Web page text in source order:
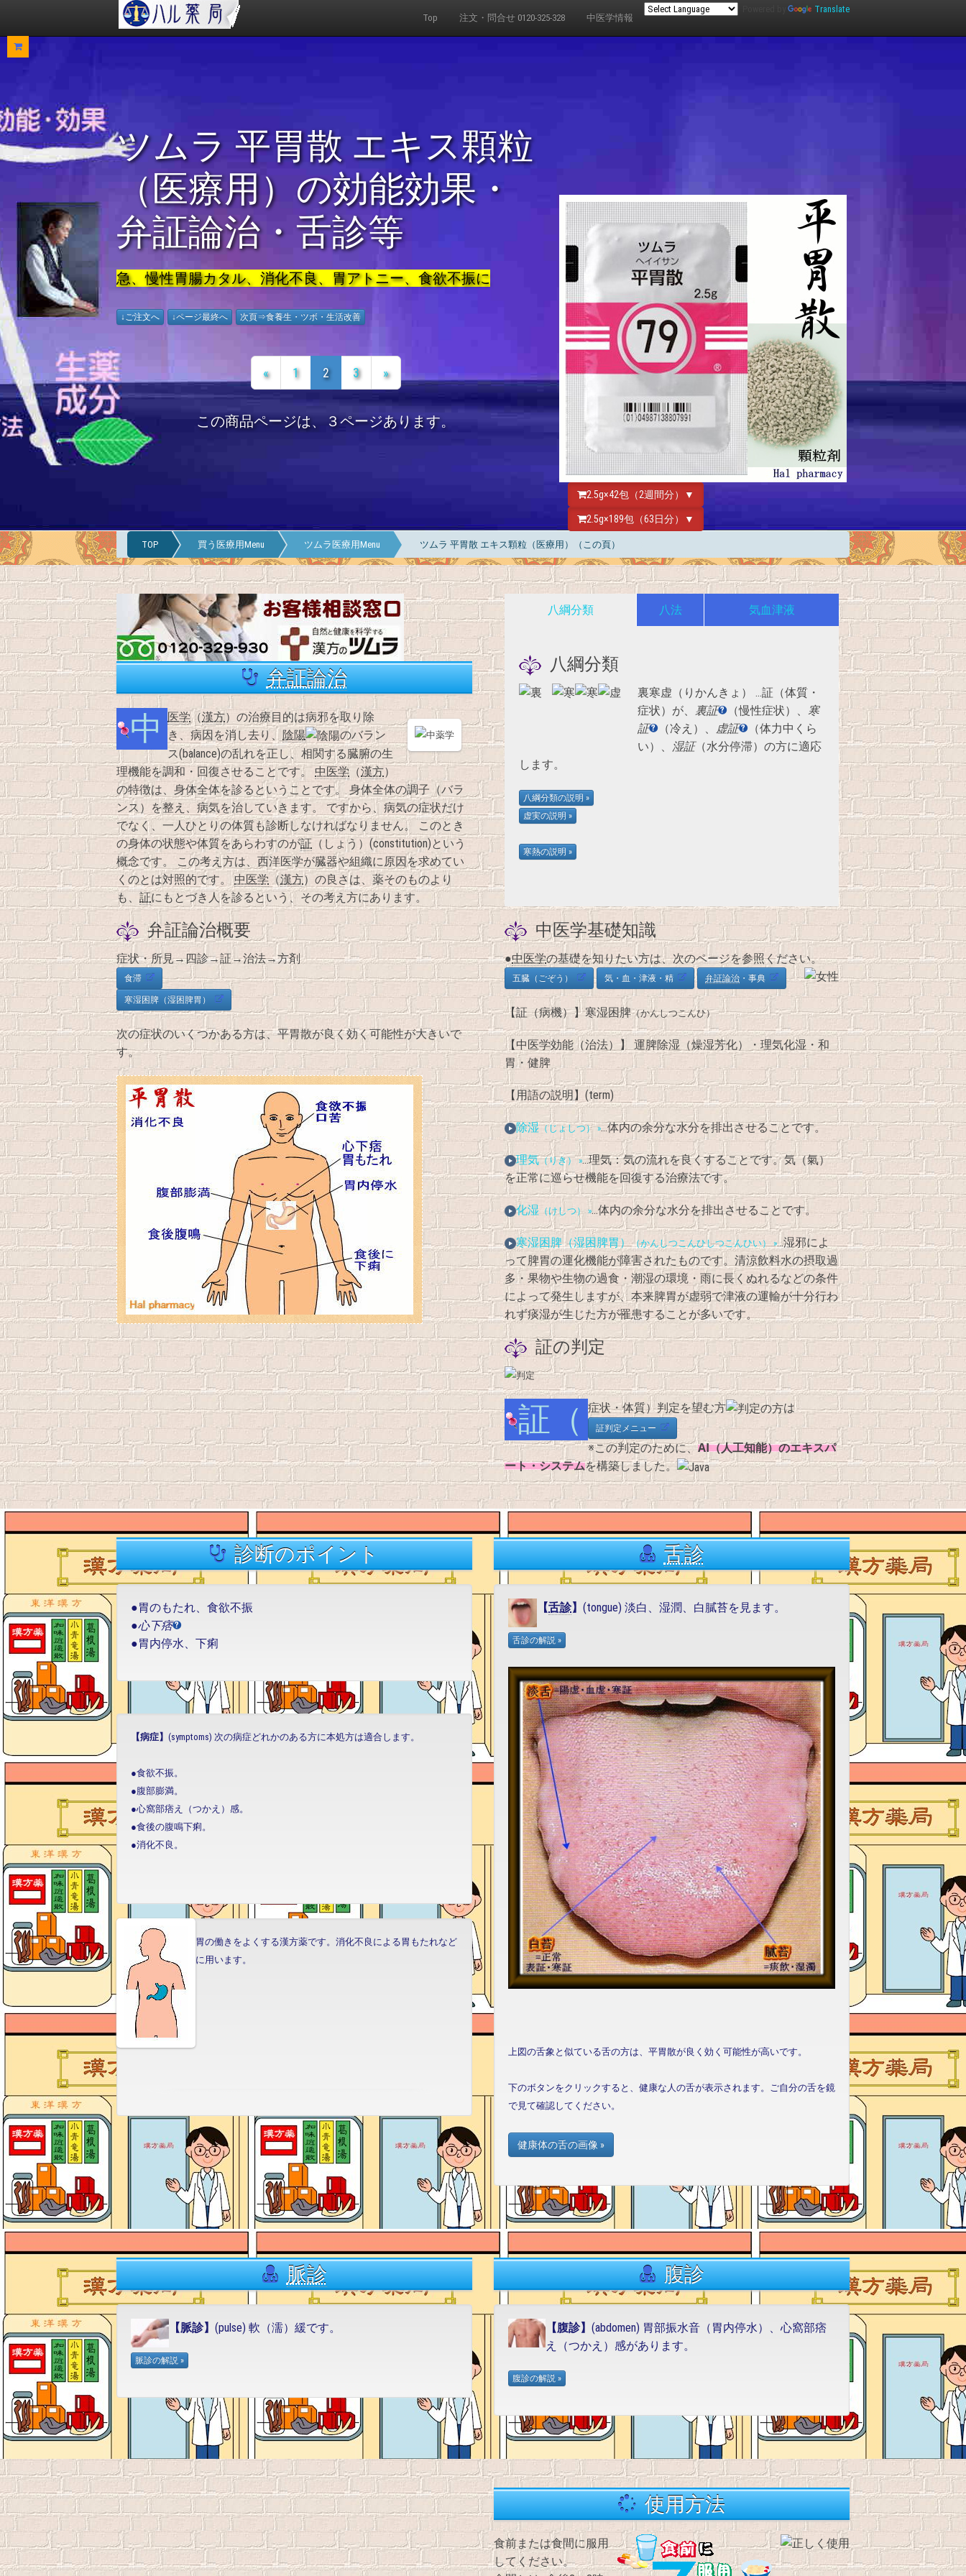
Top 注文・問合せ 0120-325-328 中医学情報
Translate
ツムラ 平胃散 エキス顆粒
（医療用）の効能効果・
弁証論治・舌診等
急、慢性胃腸カタル、消化不良、胃アトニー、食欲不振に
↓ご注文へ ↓ページ最終へ 次頁⇒食養生・ツボ・生活改善
« 1 2 3 »
この商品ページは、３ページあります。
2.5g×42包（2週間分）▼
2.5g×189包（63日分）▼
TOP 買う医療用Menu ツムラ医療用Menu ツムラ 平胃散 エキス顆粒（医療用）（この頁）
弁証論治
中医学（漢方）の治療目的は病邪を取り除
き、病因を消し去り、 陰陽
のバラン
ス(balance)の乱れを正し、相関する臓腑の生
理機能を調和・回復させることです。 中医学（漢方）
の特徴は、身体全体を診るということです。 身体全体の調子（バラ
ンス）を整え、病気を治していきます。 ですから、病気の症状だけ
でなく、一人ひとりの体質も診断しなければなりません。 このとき
の身体の状態や体質をあらわすのが証 （しょう）(constitution)という
概念です。 この考え方は、西洋医学が臓器や組織に原因を求めてい
くのとは対照的です。中医学 （漢方）の良さは、薬そのものより
も、 証にもとづき人を診るという、その考え方にあります。
弁証論治概要
症状・所見→四診→証→治法→方剤
食滞
寒湿困脾（湿困脾胃）
次の症状のいくつかある方は、平胃散が良く効く可能性が大きいで
す。
八綱分類 八法 気血津液
八綱分類
裏寒虚（りかんきょ）
…証（体質・
症状）が、 裏証 （慢性症状）、 寒
証
（冷え）、 虚証
（体力中くら
い）、 湿証（水分停滞）の方に適応
します。
中医学基礎知識
●中医学の基礎を知りたい方は、次のページを参照ください。
五臓（ごぞう） 気・血・津液・精 弁証論治 ・事典
【証（病機）】寒湿困脾（かんしつこんひ）
【中医学効能（治法）】 運脾除湿（燥湿芳化）・理気化湿・和
胃・健脾
【用語の説明】(term)
除湿（じょしつ） »…体内の余分な水分を排出させることです。
理気（りき） »…理気：気の流れを良くすることです。気（氣）
を正常に巡らせ機能を回復する治療法です。
化湿 （けしつ） »…体内の余分な水分を排出させることです。
寒湿困脾（湿困脾胃）（かんしつこんひしつこんひい） »…湿邪によ
って脾胃の運化機能が障害されたものです。清涼飲料水の摂取過
多・果物や生物の過食・潮湿の環境・雨に長くぬれるなどの条件
によって発生しますが、本来脾胃が虚弱で津液の運輸が十分行わ
れず痰湿が生じた方が罹患することが多いです。
証の判定
証（症状・体質）判定を望む方 は
証判定メニュー
※この判定のために、AI（人工知能）のエキスパ
ート・システムを構築しました。
診断のポイント
●胃のもたれ、食欲不振
●心下痞
●胃内停水、下痢
【病症】 (symptoms) 次の病症どれかのある方に本処方は適合します。
●食欲不振。
●腹部膨満。
●心窩部痞え（つかえ）感。
●食後の腹鳴下痢。
●消化不良。
胃の働きをよくする漢方薬です。消化不良による胃もたれなど
に用います。
舌診
【舌診】 (tongue) 淡白、湿潤、白膩苔を見ます。
上図の舌象と似ている舌の方は、平胃散が良く効く可能性が高いです。
下のボタンをクリックすると、健康な人の舌が表示されます。ご自分の舌を鏡
で見て確認してください。
健康体の舌の画像 »
脈診
【脈診】 (pulse) 軟（濡）緩です。
腹診
【腹診】 (abdomen) 胃部振水音（胃内停水）、心窩部痞
え（つかえ）感があります。
使用方法
食前または食間に服用
してください。